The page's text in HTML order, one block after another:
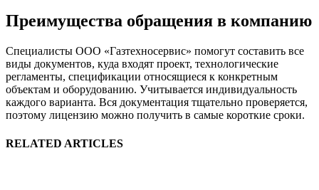
Преимущества обращения в компанию
Специалисты ООО «Газтехносервис» помогут составить все
виды документов, куда входят проект, технологические
регламенты, спецификации относящиеся к конкретным
объектам и оборудованию. Учитывается индивидуальность
каждого варианта. Вся документация тщательно проверяется,
поэтому лицензию можно получить в самые короткие сроки.
RELATED ARTICLES